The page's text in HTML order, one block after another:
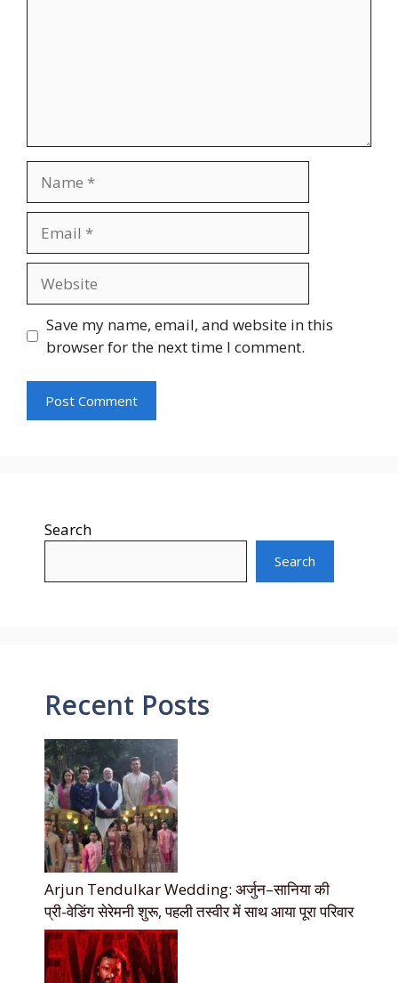
Save my name, email, and website in this
browser for the next time I comment.
Search
Search
Recent Posts
Arjun Tendulkar Wedding: अर्जुन–सानिया की
प्री-वेडिंग सेरेमनी शुरू, पहली तस्वीर में साथ आया पूरा परिवार